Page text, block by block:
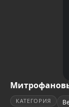
КАТЕГОРИЯ